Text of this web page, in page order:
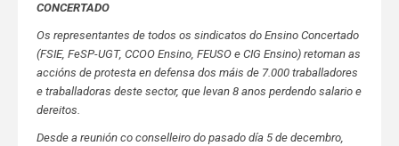
CONCERTADO
Os representantes de todos os sindicatos do Ensino Concertado
(FSIE, FeSP-UGT, CCOO Ensino, FEUSO e CIG Ensino) retoman as
accións de protesta en defensa dos máis de 7.000 traballadores
e traballadoras deste sector, que levan 8 anos perdendo salario e
dereitos.
Desde a reunión co conselleiro do pasado día 5 de decembro,